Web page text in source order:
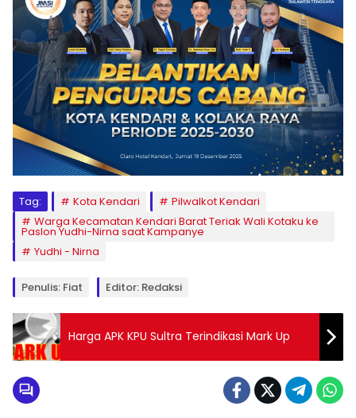
Tag: Kota Kendari
Pilwalkot Kendari
Warga Kecamatan Kendari Barat Teriak Wali Kotaku ke
Paslon Yudhi-Nirna saat Kampanye
Yudhi - Nirna
Penulis: Fiat Editor: Redaksi
Harga APK KPU Sultra Terindikasi Mark Up